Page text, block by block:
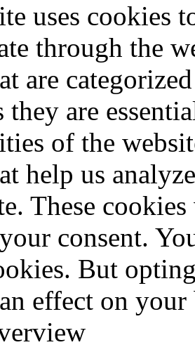
uses cookies
through the
are
they are
of the
help us
These
consent.
But
effect on